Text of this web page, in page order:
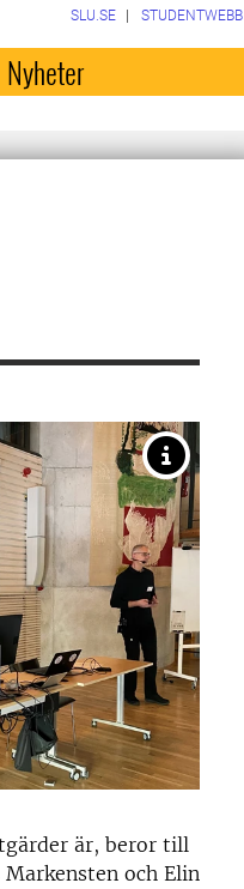
SLU.SE STUDENTWEBB
Nyheter
är, beror till
och Elin